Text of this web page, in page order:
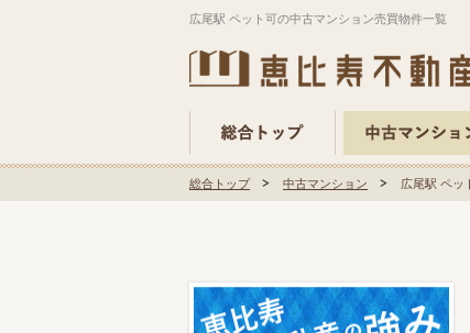
広尾駅 ペット可の中古マンション売買物件一覧
総合トップ 中古マンション 広尾駅 ペッ